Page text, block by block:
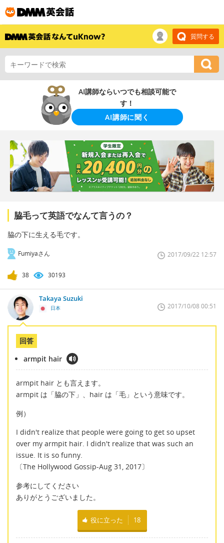
質問する
AI講師ならいつでも相談可能で
す！
AI講師に聞く
脇毛って英語でなんて言うの？
脇の下に生える毛です。
Fumiyaさん 2017/09/22 12:57
38 30193
Takaya Suzuki
日本 2017/10/08 00:51
回答
armpit hair
armpit hair とも言えます。
armpit は「脇の下」、hair は「毛」という意味です。
例）
I didn't realize that people were going to get so upset
over my armpit hair. I didn't realize that was such an
issue. It is so funny.
〔The Hollywood Gossip-Aug 31, 2017〕
参考にしてください
ありがとうございました。
役に立った 18